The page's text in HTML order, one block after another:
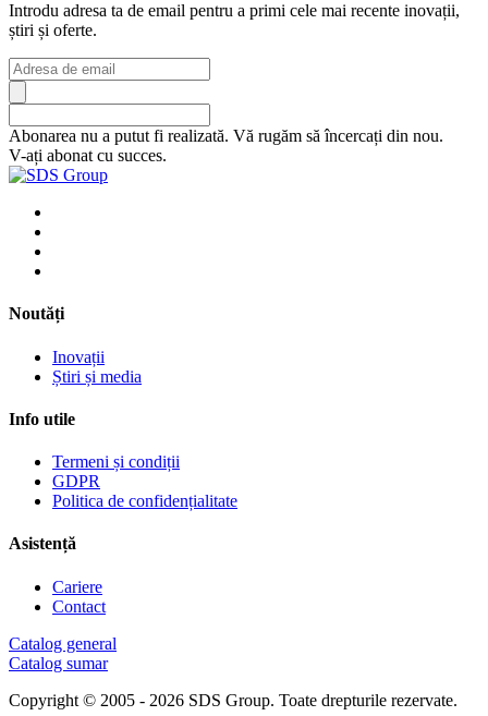
Introdu adresa ta de email pentru a primi cele mai recente inovații,
știri și oferte.
Abonarea nu a putut fi realizată. Vă rugăm să încercați din nou.
V-ați abonat cu succes.
Noutăți
Inovații
Știri și media
Info utile
Termeni și condiții
GDPR
Politica de confidențialitate
Asistență
Cariere
Contact
Catalog general
Catalog sumar
Copyright © 2005 - 2026 SDS Group. Toate drepturile rezervate.